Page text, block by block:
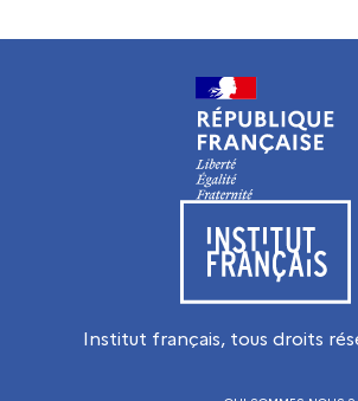
Visiter le site de l’Institut
Institut français, tous droits